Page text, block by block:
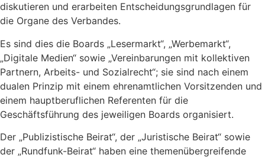
diskutieren und erarbeiten Entscheidungsgrundlagen für
die Organe des Verbandes.
Es sind dies die Boards „Lesermarkt“, „Werbemarkt“,
„Digitale Medien“ sowie „Vereinbarungen mit kollektiven
Partnern, Arbeits- und Sozialrecht“; sie sind nach einem
dualen Prinzip mit einem ehrenamtlichen Vorsitzenden und
einem hauptberuflichen Referenten für die
Geschäftsführung des jeweiligen Boards organisiert.
Der „Publizistische Beirat“, der „Juristische Beirat“ sowie
der „Rundfunk-Beirat“ haben eine themenübergreifende